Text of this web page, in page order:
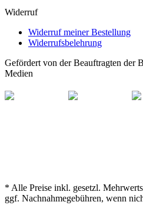
Widerruf
Widerruf meiner Bestellung
Widerrufsbelehrung
Gefördert von der Beauftragten der
Medien
* Alle Preise inkl. gesetzl.
ggf. Nachnahmegebühren, wenn